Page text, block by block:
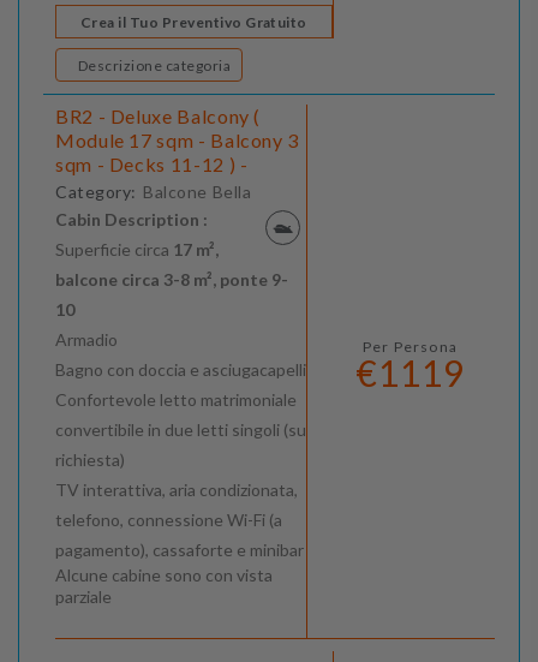
Crea il Tuo Preventivo Gratuito
Descrizione categoria
BR2 - Deluxe Balcony (
Module 17 sqm - Balcony 3
sqm - Decks 11-12 ) -
Category: Balcone Bella
Cabin Description :
Superficie circa 17 m²,
balcone circa 3-8 m², ponte 9-
10
Armadio
Bagno con doccia e asciugacapelli
Confortevole letto matrimoniale
convertibile in due letti singoli (su
richiesta)
TV interattiva, aria condizionata,
telefono, connessione Wi-Fi (a
pagamento), cassaforte e minibar
Alcune cabine sono con vista
parziale
Per Persona
€1119